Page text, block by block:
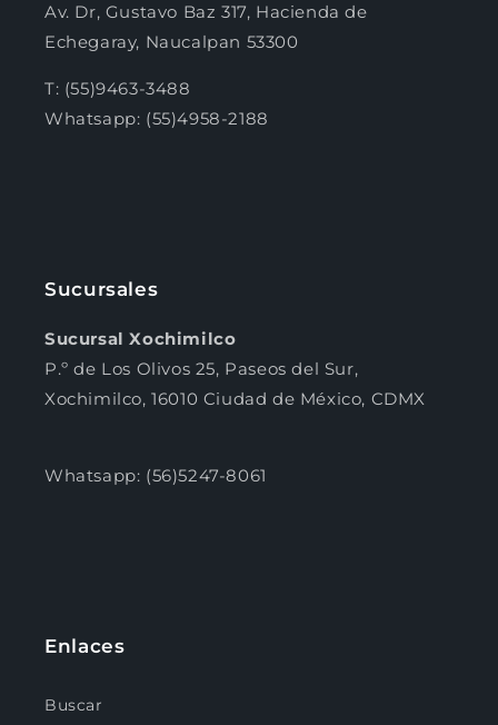
Av. Dr, Gustavo Baz 317, Hacienda de
Echegaray, Naucalpan 53300
T: (55)9463-3488
Whatsapp: (55)4958-2188
Sucursales
Sucursal Xochimilco
P.º de Los Olivos 25, Paseos del Sur,
Xochimilco, 16010 Ciudad de México, CDMX
Whatsapp: (56)5247-8061
Enlaces
Buscar